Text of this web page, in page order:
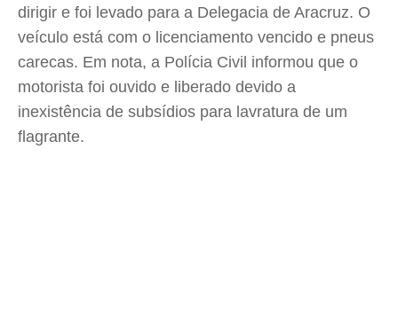
dirigir e foi levado para a Delegacia de Aracruz. O
veículo está com o licenciamento vencido e pneus
carecas. Em nota, a Polícia Civil informou que o
motorista foi ouvido e liberado devido a
inexistência de subsídios para lavratura de um
flagrante.